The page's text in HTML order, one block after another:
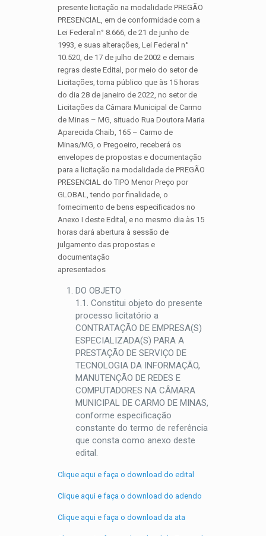
presente licitação na modalidade PREGÃO
PRESENCIAL, em de conformidade com a
Lei Federal n° 8.666, de 21 de junho de
1993, e suas alterações, Lei Federal n°
10.520, de 17 de julho de 2002 e demais
regras deste Edital, por meio do setor de
Licitações, torna público que às 15 horas
do dia 28 de janeiro de 2022, no setor de
Licitações da Câmara Municipal de Carmo
de Minas – MG, situado Rua Doutora Maria
Aparecida Chaib, 165 – Carmo de
Minas/MG, o Pregoeiro, receberá os
envelopes de propostas e documentação
para a licitação na modalidade de PREGÃO
PRESENCIAL do TIPO Menor Preço por
GLOBAL, tendo por finalidade, o
fornecimento de bens especificados no
Anexo I deste Edital, e no mesmo dia às 15
horas dará abertura à sessão de
julgamento das propostas e
documentação
apresentados
DO OBJETO
1.1. Constitui objeto do presente
processo licitatório a
CONTRATAÇÃO DE EMPRESA(S)
ESPECIALIZADA(S) PARA A
PRESTAÇÃO DE SERVIÇO DE
TECNOLOGIA DA INFORMAÇÃO,
MANUTENÇÃO DE REDES E
COMPUTADORES NA CÂMARA
MUNICIPAL DE CARMO DE MINAS,
conforme especificação
constante do termo de referência
que consta como anexo deste
edital.
Clique aqui e faça o download do edital
Clique aqui e faça o download do adendo
Clique aqui e faça o download da ata